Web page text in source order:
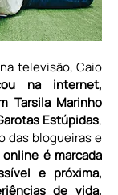
televisão, Caio
na internet,
Tarsila Marinho
Estúpidas,
das blogueiras e
é marcada
e próxima,
de vida,